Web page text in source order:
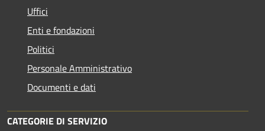
Uffici
Enti e fondazioni
Politici
Personale Amministrativo
Documenti e dati
CATEGORIE DI SERVIZIO